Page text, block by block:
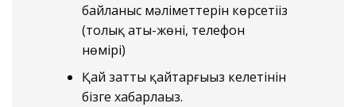
байланыс мәліметтерін көрсетіңіз
(толық аты-жөні, телефон
нөмірі)
Қай затты қайтарғыңыз келетінін
бізге хабарлаңыз.